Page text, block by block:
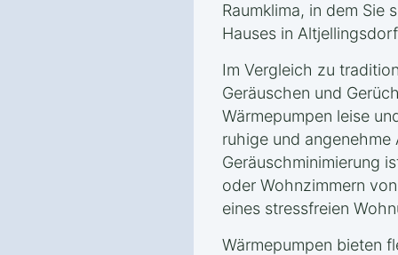
Raumklima, in dem Sie
Hauses in
Im Vergleich zu
Geräuschen und
Wärmepumpen leise
ruhige und angenehme
Geräuschminimierung
oder Wohnzimmern
eines stressfreien
Wärmepumpen bieten